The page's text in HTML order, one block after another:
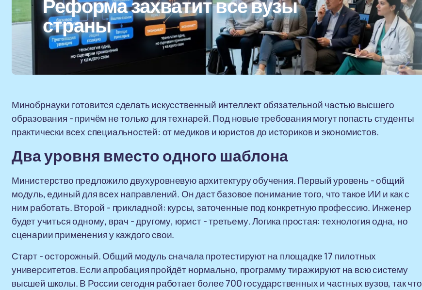
Реформа захватит все вузы
страны
Минобрнауки готовится сделать искусственный интеллект обязательной частью высшего
образования - причём не только для технарей. Под новые требования могут попасть студенты
практически всех специальностей: от медиков и юристов до историков и экономистов.
Два уровня вместо одного шаблона
Министерство предложило двухуровневую архитектуру обучения. Первый уровень - общий
модуль, единый для всех направлений. Он даст базовое понимание того, что такое ИИ и как с
ним работать. Второй - прикладной: курсы, заточенные под конкретную профессию. Инженер
будет учиться одному, врач - другому, юрист - третьему. Логика простая: технология одна, но
сценарии применения у каждого свои.
Старт - осторожный. Общий модуль сначала протестируют на площадке 17 пилотных
университетов. Если апробация пройдёт нормально, программу тиражируют на всю систему
высшей школы. В России сегодня работает более 700 государственных и частных вузов, так что